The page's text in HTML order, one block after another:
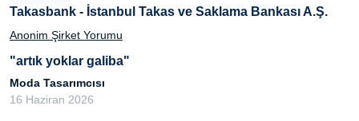
Takasbank - İstanbul Takas ve Saklama Bankası A.Ş.
Anonim Şirket Yorumu
"artık yoklar galiba"
Moda Tasarımcısı
16 Haziran 2026